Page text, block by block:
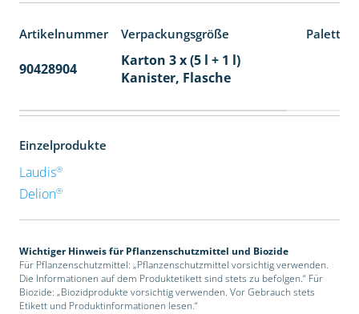
Artikelnummer Verpackungsgröße
90428904
Karton 3 x (5 l + 1 l)
Kanister, Flasche
Einzelprodukte
Laudis®
Delion®
Wichtiger Hinweis für Pflanzenschutzmittel und Biozide
Für Pflanzenschutzmittel: „Pflanzenschutzmittel vorsichtig verwenden.
Die Informationen auf dem Produktetikett sind stets zu befolgen.“ Für
Biozide: „Biozidprodukte vorsichtig verwenden. Vor Gebrauch stets
Etikett und Produktinformationen lesen.“